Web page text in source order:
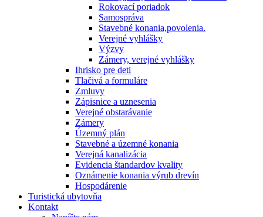
Rokovací poriadok
Samospráva
Stavebné konania,povolenia.
Verejné vyhlášky
Výzvy
Zámery, verejné vyhlášky
Ihrisko pre deti
Tlačivá a formuláre
Zmluvy
Zápisnice a uznesenia
Verejné obstarávanie
Zámery
Územný plán
Stavebné a územné konania
Verejná kanalizácia
Evidencia štandardov kvality
Oznámenie konania výrub drevín
Hospodárenie
Turistická ubytovňa
Kontakt